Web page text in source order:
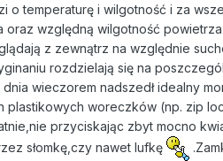
o temperaturę i wilgotność i za
oraz względną wilgotność
z zewnątrz na względnie
rozdzielają się na
wieczorem nadszedł idealny
plastikowych woreczków (np. zip
przyciskając zbyt mocno
słomkę,czy nawet lufkę